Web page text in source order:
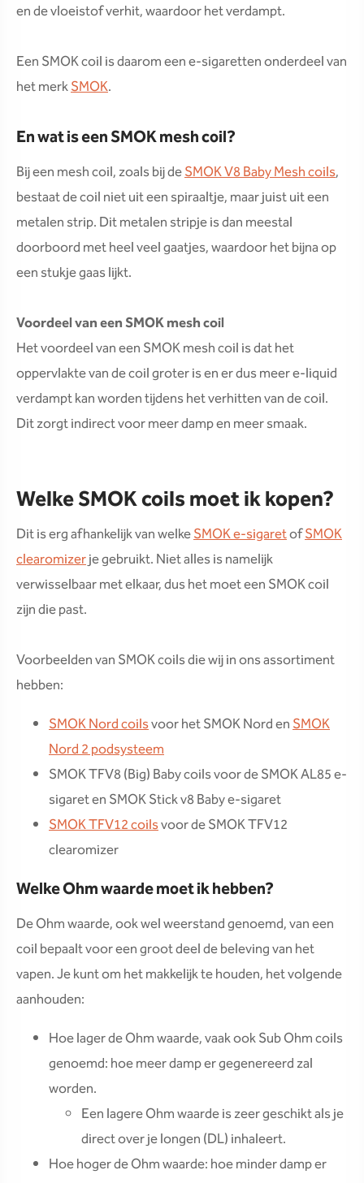
en de vloeistof verhit, waardoor het verdampt.
Een SMOK coil is daarom een e-sigaretten onderdeel van
het merkSMOK.
En wat is een SMOK mesh coil?
Bij een mesh coil, zoals bij deSMOK V8 Baby Mesh coils,
bestaat de coil niet uit een spiraaltje, maar juist uit een
metalen strip. Dit metalen stripje is dan meestal
doorboord met heel veel gaatjes, waardoor het bijna op
een stukje gaas lijkt.
Voordeel van een SMOK mesh coil
Het voordeel van een SMOK mesh coil is dat het
oppervlakte van de coil groter is en er dus meer e-liquid
verdampt kan worden tijdens het verhitten van de coil.
Dit zorgt indirect voor meer damp en meer smaak.
Welke SMOK coils moet ik kopen?
Dit is erg afhankelijk van welkeSMOK e-sigaretofSMOK
clearomizerje gebruikt. Niet alles is namelijk
verwisselbaar met elkaar, dus het moet een SMOK coil
zijn die past.
Voorbeelden van SMOK coils die wij in ons assortiment
hebben:
SMOK Nord coilsvoor het SMOK Nord enSMOK
Nord 2 podsysteem
SMOK TFV8 (Big) Baby coils voor de SMOK AL85 e-
sigaret en SMOK Stick v8 Baby e-sigaret
SMOK TFV12 coilsvoor de SMOK TFV12
clearomizer
Welke Ohm waarde moet ik hebben?
De Ohm waarde, ook wel weerstand genoemd, van een
coil bepaalt voor een groot deel de beleving van het
vapen. Je kunt om het makkelijk te houden, het volgende
aanhouden:
Hoe lager de Ohm waarde, vaak ook Sub Ohm coils
genoemd: hoe meer damp er gegenereerd zal
worden.
Een lagere Ohm waarde is zeer geschikt als je
direct over je longen (DL) inhaleert.
Hoe hoger de Ohm waarde: hoe minder damp er